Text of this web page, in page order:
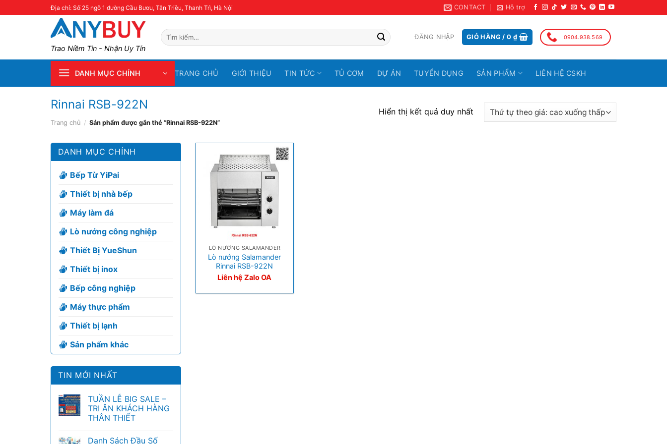
Địa chỉ: Số 25 ngõ 1 đường Cầu Bươu, Tân Triều, Thanh Trì, Hà Nội CONTACT Hỗ trợ
Trao Niềm Tin - Nhận Uy Tín
Tìm
kiếm:
ĐĂNG NHẬP GIỎ HÀNG /0 ₫ 0904.938.569
DANH MỤC CHÍNH TRANG CHỦ GIỚI THIỆU TIN TỨC TỦ CƠM DỰ ÁN TUYỂN DỤNG SẢN PHẨM LIÊN HỆ CSKH
Rinnai RSB-922N
Trang chủ / Sản phẩm được gắn thẻ “Rinnai RSB-922N”
Hiển thị kết quả duy nhất
DANH MỤC CHÍNH
Bếp Từ YiPai
Thiết bị nhà bếp
Máy làm đá
Lò nướng công nghiệp
Thiết Bị YueShun
Thiết bị inox
Bếp công nghiệp
Máy thực phẩm
Thiết bị lạnh
Sản phẩm khác
TIN MỚI NHẤT
TUẦN LỄ BIG SALE –
TRI ÂN KHÁCH HÀNG
THÂN THIẾT
Danh Sách Đầu Số
LÒ NƯỚNG SALAMANDER
Lò nướng Salamander
Rinnai RSB-922N
Liên hệ Zalo OA